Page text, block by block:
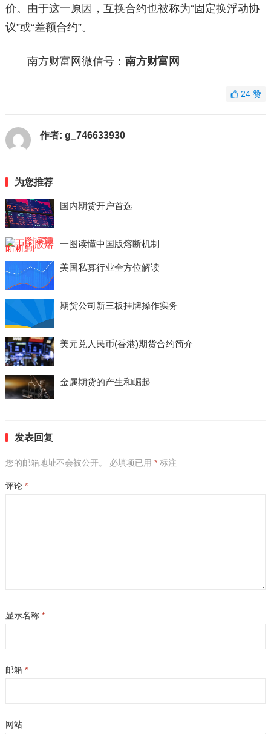
价。由于这一原因，互换合约也被称为“固定换浮动协
议”或“差额合约”。
南方财富网微信号： 南方财富网
24赞
作者: g_746633930
为您推荐
国内期货开户首选
一图读懂中国版熔断机制
美国私募行业全方位解读
期货公司新三板挂牌操作实务
美元兑人民币(香港)期货合约简介
金属期货的产生和崛起
发表回复
您的邮箱地址不会被公开。 必填项已用 *标注
评论 *
显示名称 *
邮箱 *
网站